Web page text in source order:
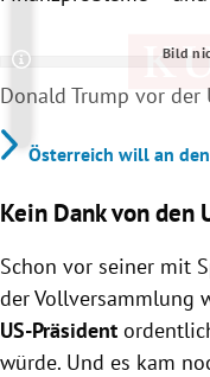
Bild
Copyright-Hinweis
Donald Trump vor der
Österreich will an
Kein Dank von den
Schon vor seiner mit
der Vollversammlung
US-Präsident
würde. Und es kam